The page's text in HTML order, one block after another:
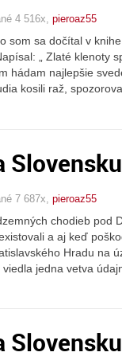
4 516x, pieroaz55
som sa dočítal v
„ Zlaté klenoty
hádam najlepšie
kosili raž,
7 687x, pieroaz55
chodieb pod
a aj keď
Hradu na
jedna vetva